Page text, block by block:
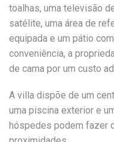
toalhas, uma televisão
satélite, uma área de
equipada e um pátio
conveniência, a
de cama por um custo
A villa dispõe de um
uma piscina exterior e
hóspedes podem fazer